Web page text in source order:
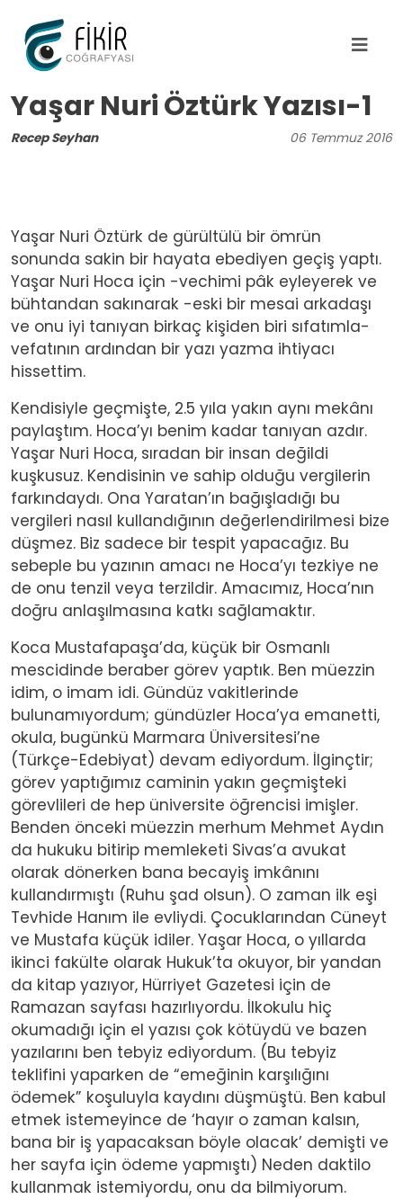
Yaşar Nuri Öztürk Yazısı-1
Recep Seyhan 06 Temmuz 2016
Yaşar Nuri Öztürk de gürültülü bir ömrün
sonunda sakin bir hayata ebediyen geçiş yaptı.
Yaşar Nuri Hoca için -vechimi pâk eyleyerek ve
bühtandan sakınarak -eski bir mesai arkadaşı
ve onu iyi tanıyan birkaç kişiden biri sıfatımla-
vefatının ardından bir yazı yazma ihtiyacı
hissettim.
Kendisiyle geçmişte, 2.5 yıla yakın aynı mekânı
paylaştım. Hoca’yı benim kadar tanıyan azdır.
Yaşar Nuri Hoca, sıradan bir insan değildi
kuşkusuz. Kendisinin ve sahip olduğu vergilerin
farkındaydı. Ona Yaratan’ın bağışladığı bu
vergileri nasıl kullandığının değerlendirilmesi bize
düşmez. Biz sadece bir tespit yapacağız. Bu
sebeple bu yazının amacı ne Hoca’yı tezkiye ne
de onu tenzil veya terzildir. Amacımız, Hoca’nın
doğru anlaşılmasına katkı sağlamaktır.
Koca Mustafapaşa’da, küçük bir Osmanlı
mescidinde beraber görev yaptık. Ben müezzin
idim, o imam idi. Gündüz vakitlerinde
bulunamıyordum; gündüzler Hoca’ya emanetti,
okula, bugünkü Marmara Üniversitesi’ne
(Türkçe-Edebiyat) devam ediyordum. İlginçtir;
görev yaptığımız caminin yakın geçmişteki
görevlileri de hep üniversite öğrencisi imişler.
Benden önceki müezzin merhum Mehmet Aydın
da hukuku bitirip memleketi Sivas’a avukat
olarak dönerken bana becayiş imkânını
kullandırmıştı (Ruhu şad olsun). O zaman ilk eşi
Tevhide Hanım ile evliydi. Çocuklarından Cüneyt
ve Mustafa küçük idiler. Yaşar Hoca, o yıllarda
ikinci fakülte olarak Hukuk’ta okuyor, bir yandan
da kitap yazıyor, Hürriyet Gazetesi için de
Ramazan sayfası hazırlıyordu. İlkokulu hiç
okumadığı için el yazısı çok kötüydü ve bazen
yazılarını ben tebyiz ediyordum. (Bu tebyiz
teklifini yaparken de “emeğinin karşılığını
ödemek” koşuluyla kaydını düşmüştü. Ben kabul
etmek istemeyince de ‘hayır o zaman kalsın,
bana bir iş yapacaksan böyle olacak’ demişti ve
her sayfa için ödeme yapmıştı) Neden daktilo
kullanmak istemiyordu, onu da bilmiyorum.